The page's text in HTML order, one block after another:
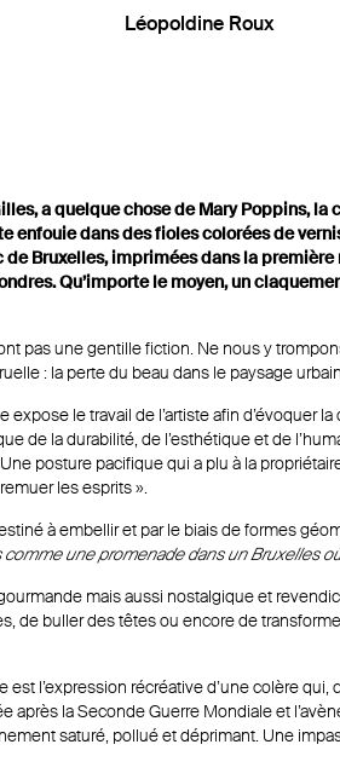
Léopoldine Roux
a quelque chose de Mary Poppins,
dans des fioles colorées de
Bruxelles, imprimées dans la
Qu’importe le moyen, un
pas une gentille fiction. Ne nous y
: la perte du beau dans le paysage
le travail de l’artiste afin
de la durabilité, de l’esthétique et de
posture pacifique qui a plu à la
les esprits ».
à embellir et par le biais de formes
comme une promenade dans un Bruxelles
mais aussi nostalgique et
de buller des têtes ou encore de
l’expression récréative d’une colère
la Seconde Guerre Mondiale et
saturé, pollué et déprimant. Une